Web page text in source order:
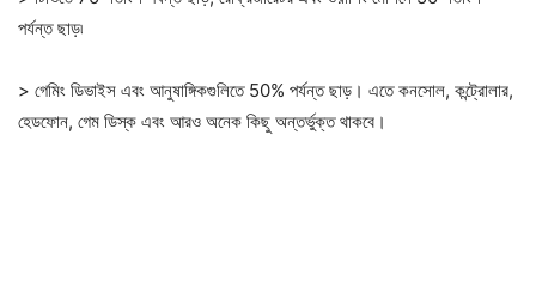
পর্যন্ত ছাড়৷
> গেমিং ডিভাইস এবং আনুষাঙ্গিকগুলিতে 50% পর্যন্ত ছাড়। এতে কনসোল, কন্ট্রোলার,
হেডফোন, গেম ডিস্ক এবং আরও অনেক কিছু অন্তর্ভুক্ত থাকবে।